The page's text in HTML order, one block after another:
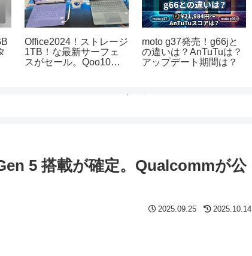
Office2024！ストレージ
1TB！な最新サーフェ
スがセール。Qoo10メ
moto g37発売！g66jと
の違いは？AnTuTuは？
アップデート期間は？
5 搭載が確定。Qualcommが公
2025.09.25 2025.10.14